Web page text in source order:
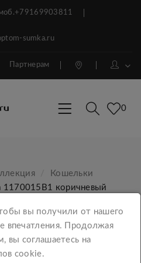
sumka.ru
Партнерам
0
Кошельки
1170015B1 коричневый
вы получили от нашего
впечатления. Продолжая
вы соглашаетесь на
cookie.